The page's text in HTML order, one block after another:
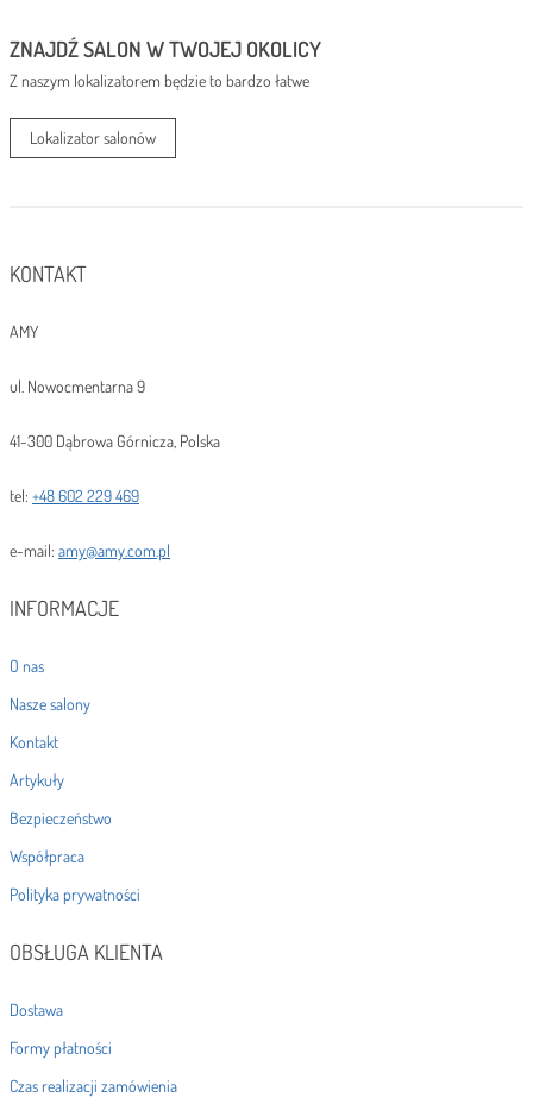
ZNAJDŹ SALON W TWOJEJ OKOLICY
Z naszym lokalizatorem będzie to bardzo łatwe
Lokalizator salonów
KONTAKT
AMY
ul. Nowocmentarna 9
41-300 Dąbrowa Górnicza, Polska
tel: +48 602 229 469
e-mail: amy@amy.com.pl
INFORMACJE
O nas
Nasze salony
Kontakt
Artykuły
Bezpieczeństwo
Współpraca
Polityka prywatności
OBSŁUGA KLIENTA
Dostawa
Formy płatności
Czas realizacji zamówienia